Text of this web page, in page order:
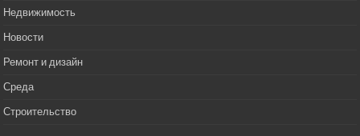
Недвижимость
Новости
Ремонт и дизайн
Среда
Строительство